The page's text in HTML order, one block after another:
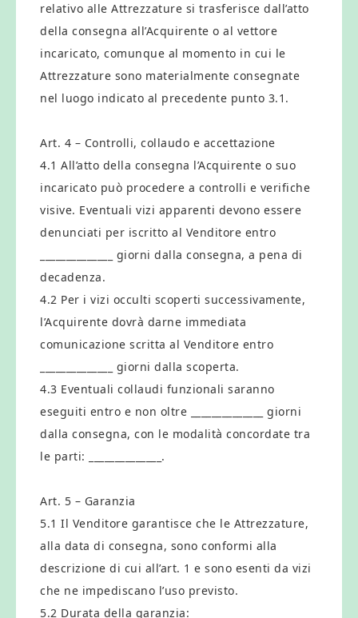
relativo alle Attrezzature si trasferisce dall’atto
della consegna all’Acquirente o al vettore
incaricato, comunque al momento in cui le
Attrezzature sono materialmente consegnate
nel luogo indicato al precedente punto 3.1.
Art. 4 – Controlli, collaudo e accettazione
4.1 All’atto della consegna l’Acquirente o suo
incaricato può procedere a controlli e verifiche
visive. Eventuali vizi apparenti devono essere
denunciati per iscritto al Venditore entro
______________ giorni dalla consegna, a pena di
decadenza.
4.2 Per i vizi occulti scoperti successivamente,
l’Acquirente dovrà darne immediata
comunicazione scritta al Venditore entro
______________ giorni dalla scoperta.
4.3 Eventuali collaudi funzionali saranno
eseguiti entro e non oltre ______________ giorni
dalla consegna, con le modalità concordate tra
le parti: ______________.
Art. 5 – Garanzia
5.1 Il Venditore garantisce che le Attrezzature,
alla data di consegna, sono conformi alla
descrizione di cui all’art. 1 e sono esenti da vizi
che ne impediscano l’uso previsto.
5.2 Durata della garanzia: ______________